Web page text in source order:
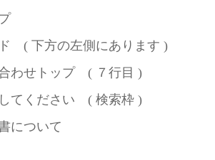
( 下方の左側にあります )
わせトップ ( ７行目 )
てください ( 検索枠 )
について